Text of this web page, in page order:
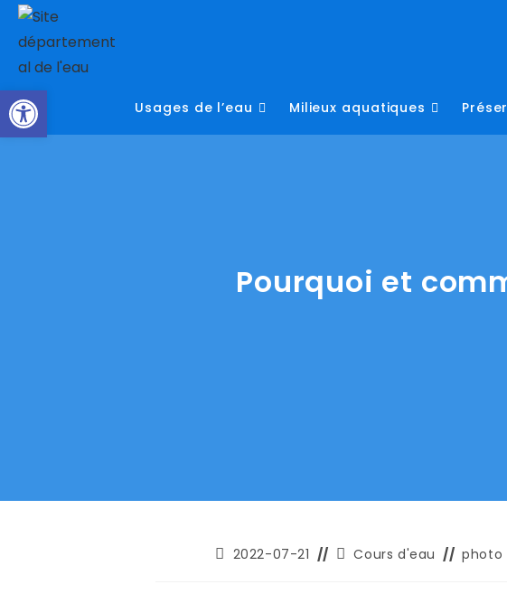
Skip
content
Usages de l’eau Milieux aquatiques
Pourquoi et
Publication
2022-07-21
PostCours d'eau photo
Ouvrir la barre d’outils